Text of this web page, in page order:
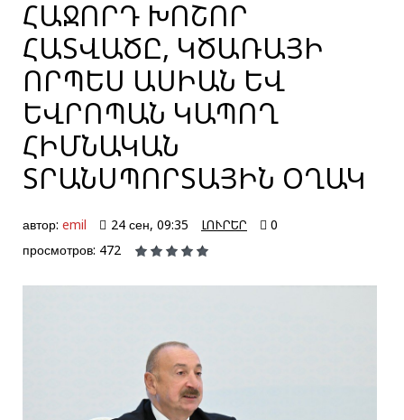
ՀԱՋՈՐԴ ԽՈՇՈՐ
ՀԱՏՎԱԾԸ, ԿԾԱՌԱՅԻ
ՈՐՊԵՍ ԱՍԻԱՆ ԵՎ
ԵՎՐՈՊԱՆ ԿԱՊՈՂ
ՀԻՄՆԱԿԱՆ
ՏՐԱՆՍՊՈՐՏԱՅԻՆ ՕՂԱԿ
автор: emil 24 сен, 09:35 ԼՈՒՐԵՐ
0
просмотров: 472